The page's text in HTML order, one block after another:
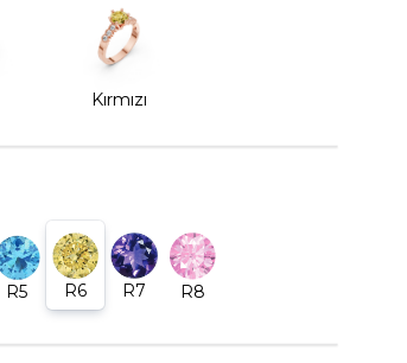
Kırmızı
R5 R6 R7 R8